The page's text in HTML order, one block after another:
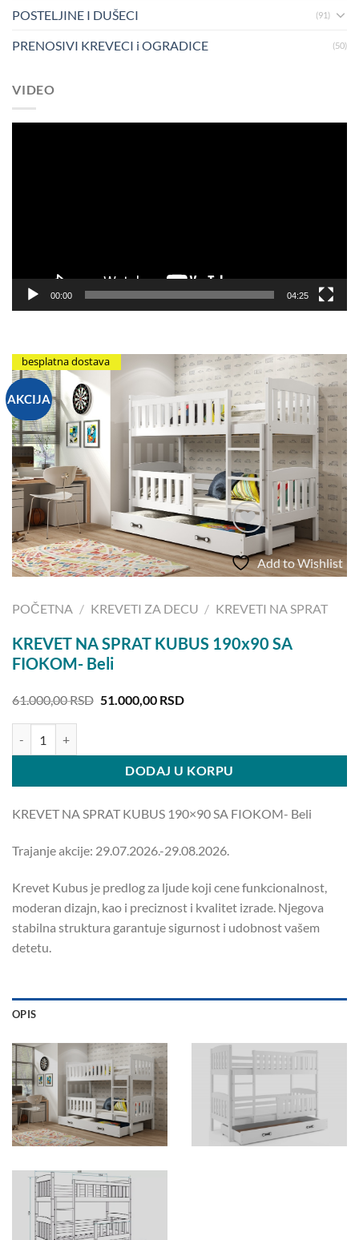
POSTELJINE I DUŠECI (91)
PRENOSIVI KREVECI i OGRADICE (50)
VIDEO
00:00 04:25
AKCIJA
besplatna dostava
Add to Wishlist
POČETNA / KREVETI ZA DECU / KREVETI NA SPRAT
KREVET NA SPRAT KUBUS 190x90 SA
FIOKOM- Beli
61.000,00RSD Originalna
51.000,00 RSDTrenutna
DODAJ U KORPU
KREVET NA SPRAT KUBUS 190×90 SA FIOKOM- Beli
Trajanje akcije: 29.07.2026.-29.08.2026.
Krevet Kubus je predlog za ljude koji cene funkcionalnost,
moderan dizajn, kao i preciznost i kvalitet izrade. Njegova
stabilna struktura garantuje sigurnost i udobnost vašem
detetu.
OPIS